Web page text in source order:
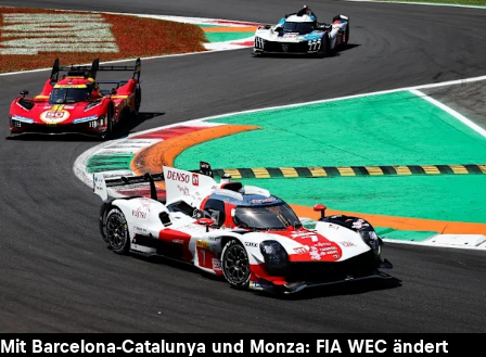
Mit Barcelona-Catalunya und Monza: FIA WEC ändert